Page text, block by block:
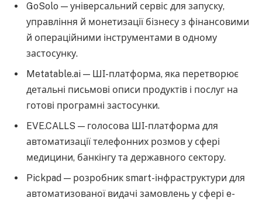
GoSolo — універсальний сервіс для запуску,
управління й монетизації бізнесу з фінансовими
й операційними інструментами в одному
застосунку.
Metatable.ai — ШІ-платформа, яка перетворює
детальні письмові описи продуктів і послуг на
готові програмні застосунки.
EVE.CALLS — голосова ШІ-платформа для
автоматизації телефонних розмов у сфері
медицини, банкінгу та державного сектору.
Pickpad — розробник smart-інфраструктури для
автоматизованої видачі замовлень у сфері e-